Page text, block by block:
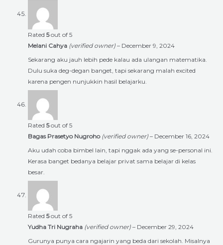
Rated 5out of 5
Melani Cahya (verified owner) – December 9, 2024
Sekarang aku jauh lebih pede kalau ada ulangan matematika.
Dulu suka deg-degan banget, tapi sekarang malah excited
karena pengen nunjukkin hasil belajarku.
Rated 5out of 5
Bagas Prasetyo Nugroho (verified owner) – December 16, 2024
Aku udah coba bimbel lain, tapi nggak ada yang se-personal ini.
Kerasa banget bedanya belajar privat sama belajar di kelas
besar.
Rated 5out of 5
Yudha Tri Nugraha (verified owner) – December 29, 2024
Gurunya punya cara ngajarin yang beda dari sekolah. Misalnya